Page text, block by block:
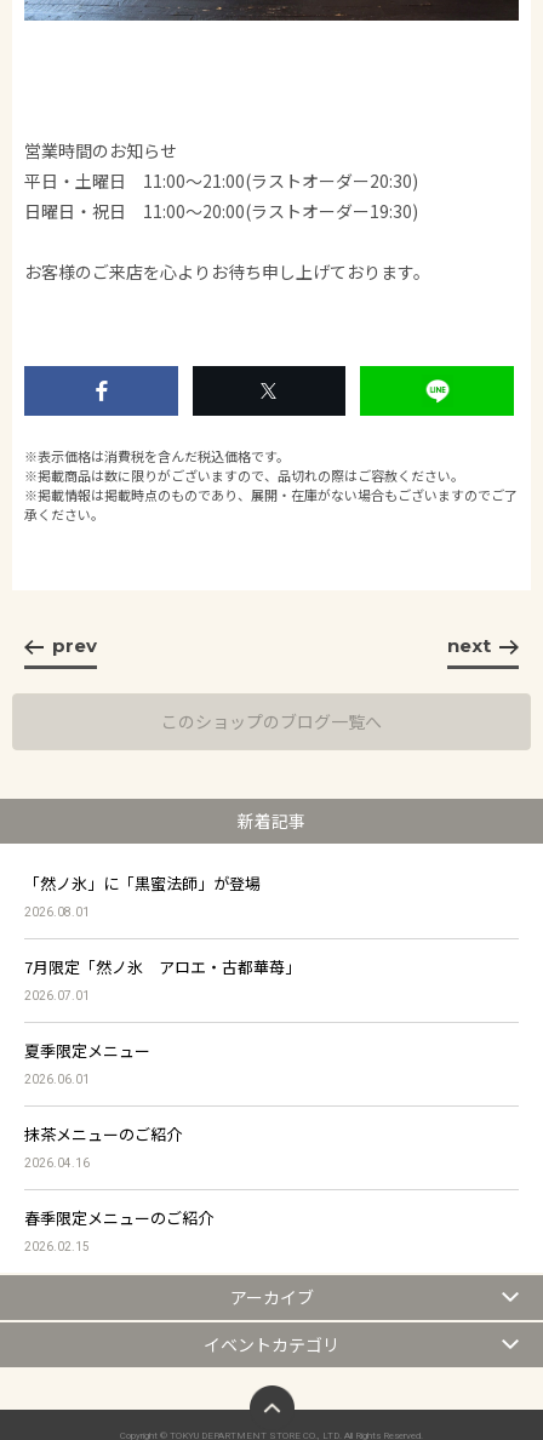
営業時間のお知らせ
平日・土曜日 11:00～21:00(ラストオーダー20:30)
日曜日・祝日 11:00～20:00(ラストオーダー19:30)
お客様のご来店を心よりお待ち申し上げております。
※表示価格は消費税を含んだ税込価格です。
※掲載商品は数に限りがございますので、品切れの際はご容赦ください。
※掲載情報は掲載時点のものであり、展開・在庫がない場合もございますのでご了
承ください。
prev next
このショップのブログ一覧へ
新着記事
「然ノ氷」に「黒蜜法師」が登場
2026.08.01
7月限定「然ノ氷 アロエ・古都華苺」
2026.07.01
夏季限定メニュー
2026.06.01
抹茶メニューのご紹介
2026.04.16
春季限定メニューのご紹介
2026.02.15
アーカイブ
イベントカテゴリ
Copyright © TOKYU DEPARTMENT STORE CO., LTD. All Rights Reserved.